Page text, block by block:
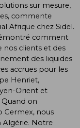
sur mesure,
commente
Afrique chez Sidel.
comment
nos clients et des
des liquides
accrues pour les
Henriet,
Orient et
Quand on
Cermex, nous
Algérie. Notre